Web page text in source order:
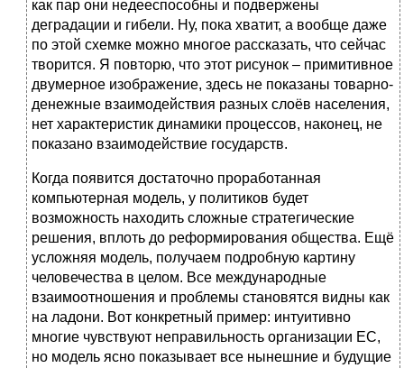
как пар они недееспособны и подвержены
деградации и гибели. Ну, пока хватит, а вообще даже
по этой схемке можно многое рассказать, что сейчас
творится. Я повторю, что этот рисунок – примитивное
двумерное изображение, здесь не показаны товарно-
денежные взаимодействия разных слоёв населения,
нет характеристик динамики процессов, наконец, не
показано взаимодействие государств.
Когда появится достаточно проработанная
компьютерная модель, у политиков будет
возможность находить сложные стратегические
решения, вплоть до реформирования общества. Ещё
усложняя модель, получаем подробную картину
человечества в целом. Все международные
взаимоотношения и проблемы становятся видны как
на ладони. Вот конкретный пример: интуитивно
многие чувствуют неправильность организации ЕС,
но модель ясно показывает все нынешние и будущие